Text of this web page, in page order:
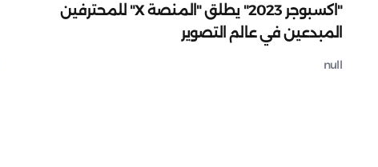
"اكسبوجر 2023" يطلق "المنصة X" للمحترفين
المبدعين في عالم التصوير
null